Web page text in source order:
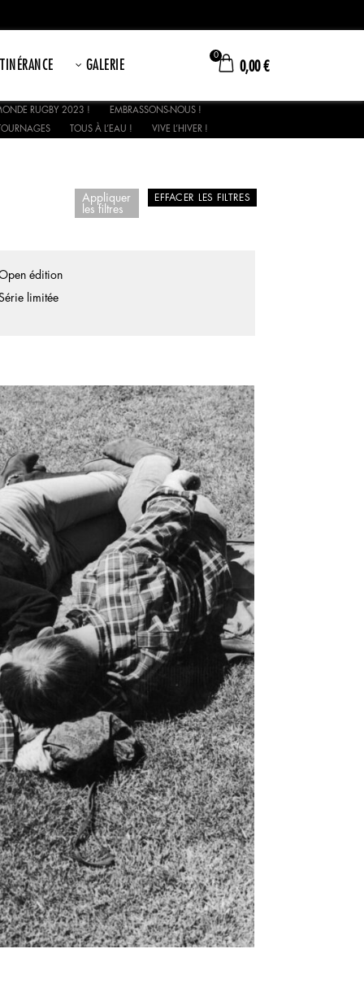
GALERIE
0
0,00€
RUGBY 2023 ! EMBRASSONS-NOUS !
TOUS À L’EAU ! VIVE L’HIVER !
EFFACER LES FILTRES
édition
limitée
Appliquer
les filtres